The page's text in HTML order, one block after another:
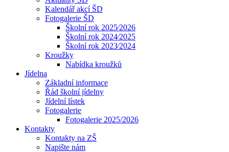
Kalendář akcí ŠD
Fotogalerie ŠD
Školní rok 2025⁄2026
Školní rok 2024⁄2025
Školní rok 2023⁄2024
Kroužky
Nabídka kroužků
Jídelna
Základní informace
Řád školní jídelny
Jídelní lístek
Fotogalerie
Fotogalerie 2025/2026
Kontakty
Kontakty na ZŠ
Napište nám